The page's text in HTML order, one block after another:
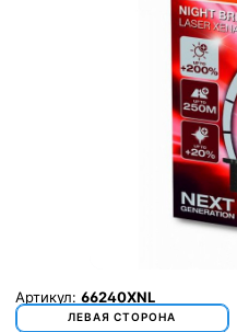
Артикул: 66240XNL
ЛЕВАЯ СТОРОНА